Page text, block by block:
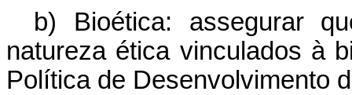
b) Bioética: assegurar
natureza ética vinculados à
Política de Desenvolvimento